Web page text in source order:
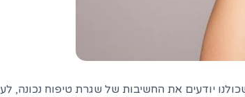
יודעים את החשיבות של שגרת טיפוח נכונה,